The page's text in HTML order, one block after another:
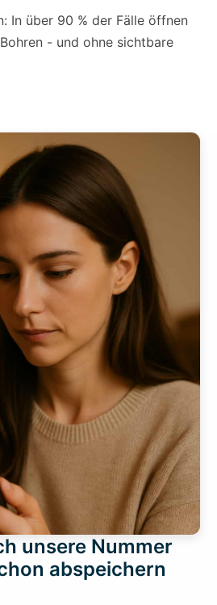
In über 90 % der Fälle öffnen
- und ohne sichtbare
unsere Nummer
abspeichern